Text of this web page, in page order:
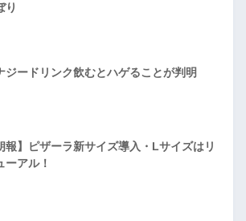
り
ジードリンク飲むとハゲることが判明
報】ピザーラ新サイズ導入・Lサイズはリ
ーアル！